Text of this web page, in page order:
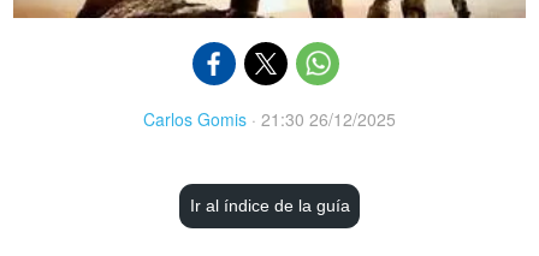
Carlos Gomis · 21:30 26/12/2025
Ir al índice de la guía